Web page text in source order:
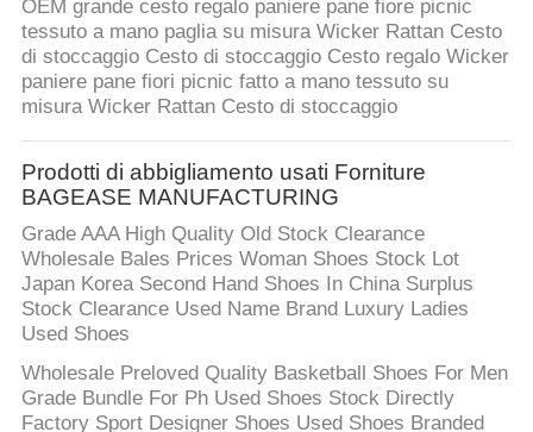
OEM grande cesto regalo paniere pane fiore picnic
tessuto a mano paglia su misura Wicker Rattan Cesto
di stoccaggio Cesto di stoccaggio Cesto regalo Wicker
paniere pane fiori picnic fatto a mano tessuto su
misura Wicker Rattan Cesto di stoccaggio
Prodotti di abbigliamento usati Forniture
BAGEASE MANUFACTURING
Grade AAA High Quality Old Stock Clearance
Wholesale Bales Prices Woman Shoes Stock Lot
Japan Korea Second Hand Shoes In China Surplus
Stock Clearance Used Name Brand Luxury Ladies
Used Shoes
Wholesale Preloved Quality Basketball Shoes For Men
Grade Bundle For Ph Used Shoes Stock Directly
Factory Sport Designer Shoes Used Shoes Branded